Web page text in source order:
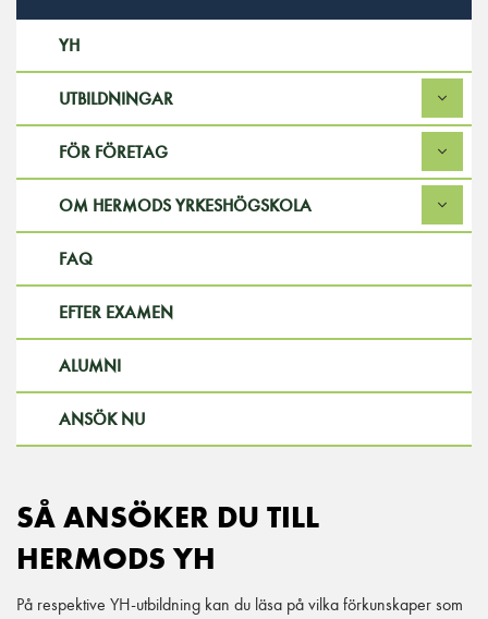
YH
UTBILDNINGAR
FÖR FÖRETAG
OM HERMODS YRKESHÖGSKOLA
FAQ
EFTER EXAMEN
ALUMNI
ANSÖK NU
SÅ ANSÖKER DU TILL
HERMODS YH
På respektive YH-utbildning kan du läsa på vilka förkunskaper som